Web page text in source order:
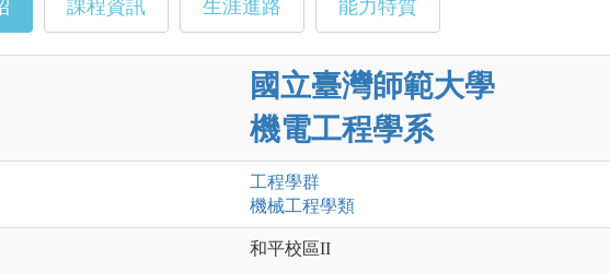
課程資訊 生涯進路 能力特質
國立臺灣師範大學
機電工程學系
工程學群
機械工程學類
和平校區II